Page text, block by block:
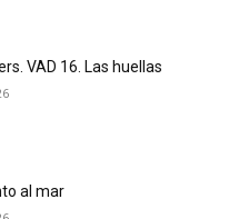
VAD 16. Las huellas
al mar